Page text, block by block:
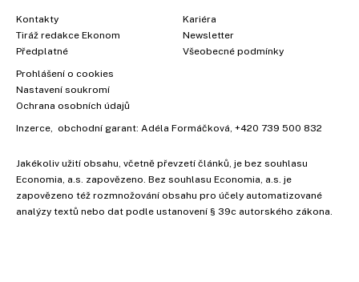
Kontakty
Tiráž redakce Ekonom
Předplatné
Kariéra
Newsletter
Všeobecné podmínky
Prohlášení o cookies
Nastavení soukromí
Ochrana osobních údajů
Inzerce , obchodní garant: Adéla Formáčková +420 739 500 832
Jakékoliv užití obsahu, včetně převzetí článků, je bez souhlasu
Economia, a.s. zapovězeno. Bez souhlasu Economia, a.s. je
zapovězeno též rozmnožování obsahu pro účely automatizované
analýzy textů nebo dat podle ustanovení § 39c autorského zákona.